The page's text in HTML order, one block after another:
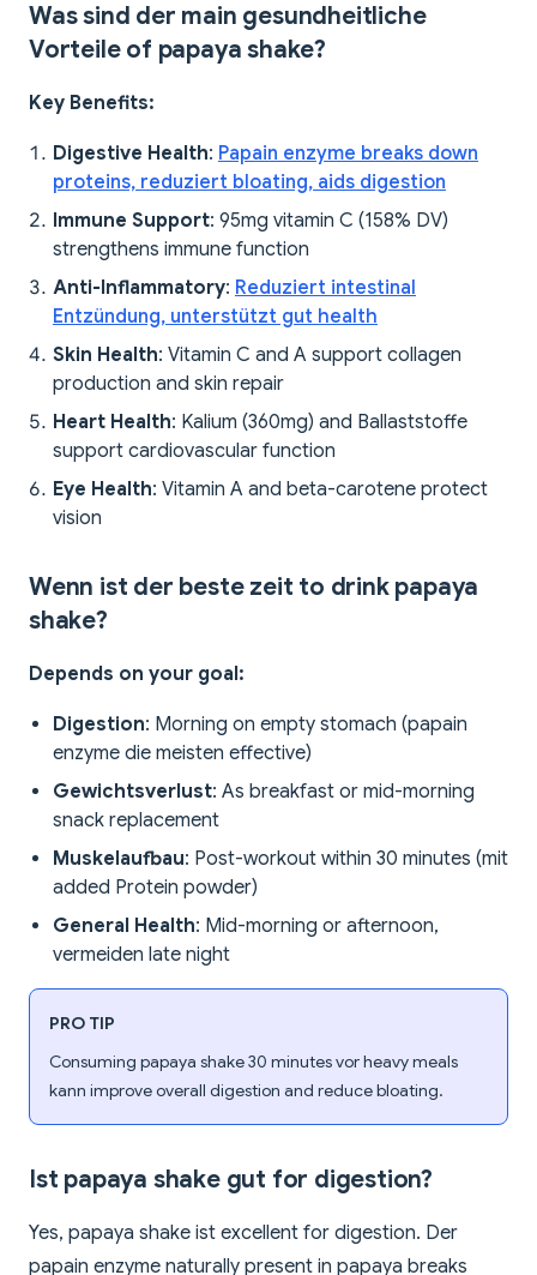
Was sind der main gesundheitliche
Vorteile of papaya shake?
Key Benefits:
Digestive Health: Papain enzyme breaks down
proteins, reduziert bloating, aids digestion
Immune Support: 95mg vitamin C (158% DV)
strengthens immune function
Anti-Inflammatory: Reduziert intestinal
Entzündung, unterstützt gut health
Skin Health: Vitamin C and A support collagen
production and skin repair
Heart Health: Kalium (360mg) and Ballaststoffe
support cardiovascular function
Eye Health: Vitamin A and beta-carotene protect
vision
Wenn ist der beste zeit to drink papaya
shake?
Depends on your goal:
Digestion: Morning on empty stomach (papain
enzyme die meisten effective)
Gewichtsverlust: As breakfast or mid-morning
snack replacement
Muskelaufbau: Post-workout within 30 minutes (mit
added Protein powder)
General Health: Mid-morning or afternoon,
vermeiden late night
PRO TIP
Consuming papaya shake 30 minutes vor heavy meals
kann improve overall digestion and reduce bloating.
Ist papaya shake gut for digestion?
Yes, papaya shake ist excellent for digestion. Der
papain enzyme naturally present in papaya breaks